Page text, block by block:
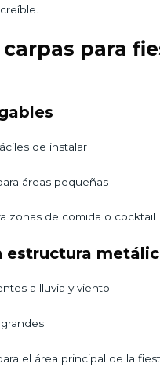
para
de instalar
áreas pequeñas
zonas de comida o cocktail
estructura
a lluvia y viento
el área principal de la